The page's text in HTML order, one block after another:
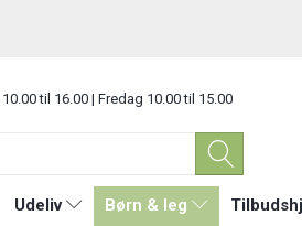
10.00 til 16.00 | Fredag 10.00 til 15.00
Udeliv Børn & leg